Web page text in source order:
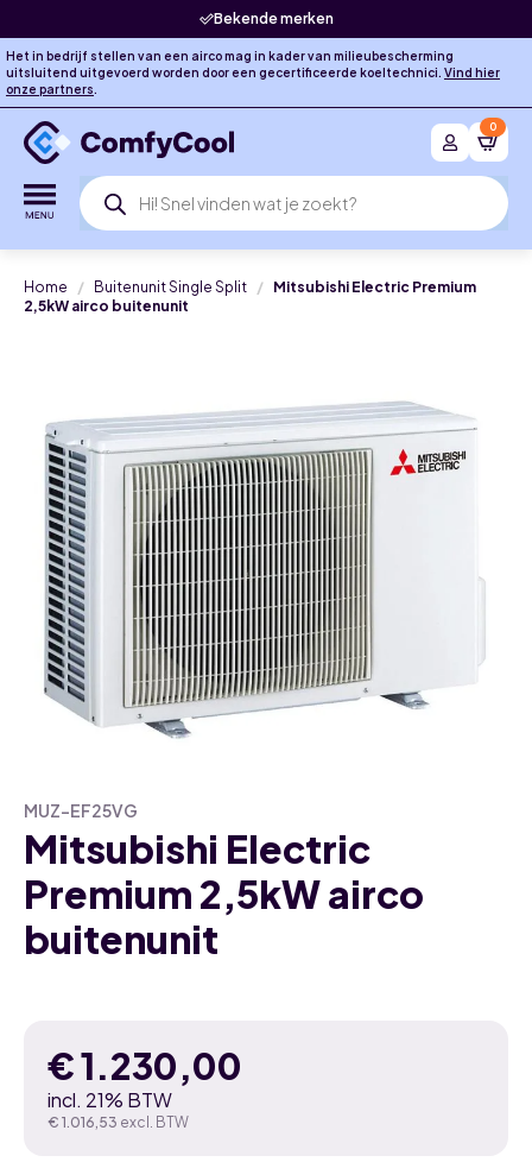
Bekende merken
Het in bedrijf stellen van een airco mag in kader van milieubescherming
uitsluitend uitgevoerd worden door een gecertificeerde koeltechnici. Vind hier
onze partners.
Producten
zoeken
0
Home Buitenunit Single Split
Mitsubishi Electric Premium
2,5kW airco buitenunit
MUZ-EF25VG
Mitsubishi Electric
Premium 2,5kW airco
buitenunit
€1.230,00
incl. 21% BTW
€ 1.016,53 excl. BTW